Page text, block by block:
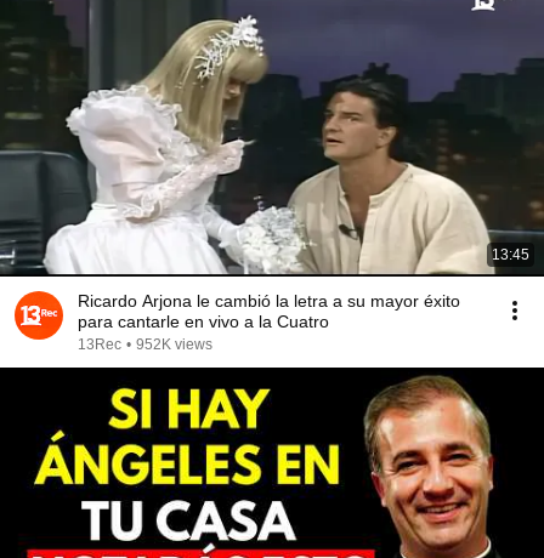
13:45
Ricardo Arjona le cambió la letra a su mayor éxito
para cantarle en vivo a la Cuatro
13Rec • 952K views